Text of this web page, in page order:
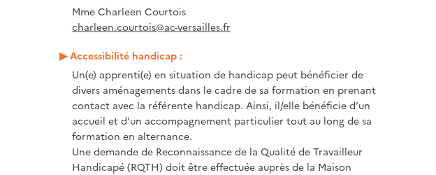
Mme Charleen Courtois
charleen.courtois@ac-versailles.fr
Accessibilité handicap :
Un(e) apprenti(e) en situation de handicap peut bénéficier de
divers aménagements dans le cadre de sa formation en prenant
contact avec la référente handicap. Ainsi, il/elle bénéficie d’un
accueil et d’un accompagnement particulier tout au long de sa
formation en alternance.
Une demande de Reconnaissance de la Qualité de Travailleur
Handicapé (RQTH) doit être effectuée auprès de la Maison